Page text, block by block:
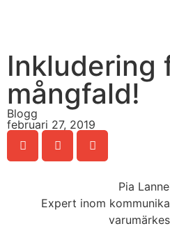
Inkludering
mångfald!
Blogg
februari 27, 2019
Pia
Expert inom